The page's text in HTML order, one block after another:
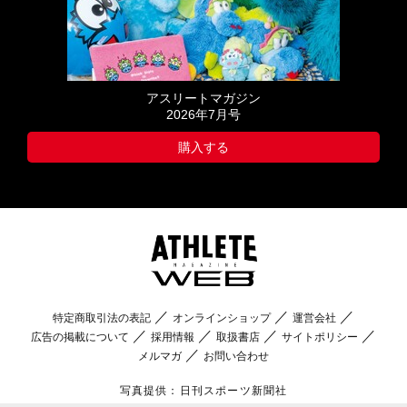
アスリートマガジン
2026年7月号
購入する
特定商取引法の表記 オンラインショップ
運営会社
広告の掲載について
採用情報 取扱書店
サイトポリシー
メルマガ
お問い合わせ
写真提供：日刊スポーツ新聞社